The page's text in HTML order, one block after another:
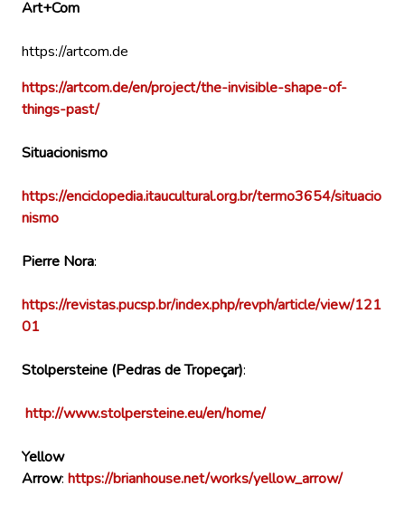
Art+Com
https://artcom.de
https://artcom.de/en/project/the-invisible-shape-of-
things-past/
Situacionismo
https://enciclopedia.itaucultural.org.br/termo3654/situacio
nismo
Pierre Nora:
https://revistas.pucsp.br/index.php/revph/article/view/121
01
Stolpersteine (Pedras de Tropeçar):
http://www.stolpersteine.eu/en/home/
Yellow
Arrow: https://brianhouse.net/works/yellow_arrow/